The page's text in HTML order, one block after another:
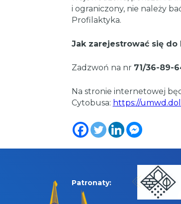
i ograniczony, nie należy
Profilaktyka.
Jak zarejestrować się do
Zadzwoń na nr 71/36-89-
Na stronie internetowej
Cytobusa: https://
Patronaty: